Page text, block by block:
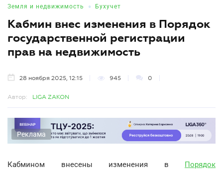
Земля и недвижимость • Бухучет
Кабмин внес изменения в Порядок
государственной регистрации
прав на недвижимость
28 ноября 2025, 12:15 945 0
Автор: LIGA ZAKON
Реклама
Кабмином внесены изменения в Порядок